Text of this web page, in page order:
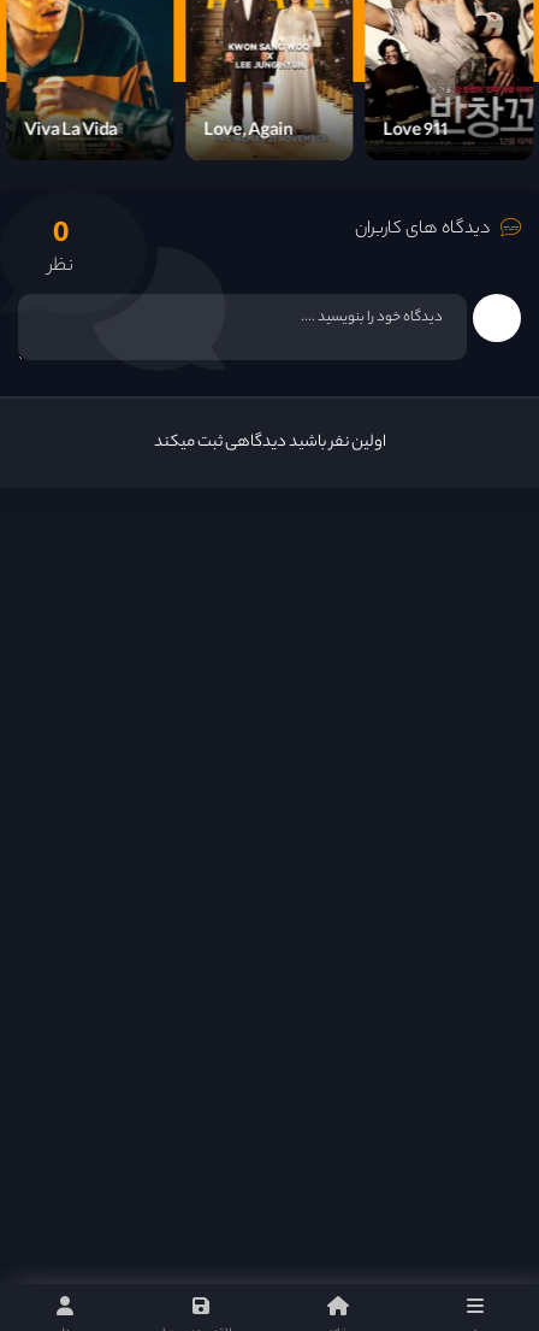
Love 911
Love, Again
Viva La Vida
دیدگاه های کاربران 0
نظر
اولین نفر باشید دیدگاهی ثبت میکند